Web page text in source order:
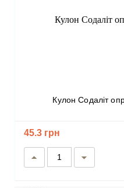
Кулон Содаліт
45.3 грн